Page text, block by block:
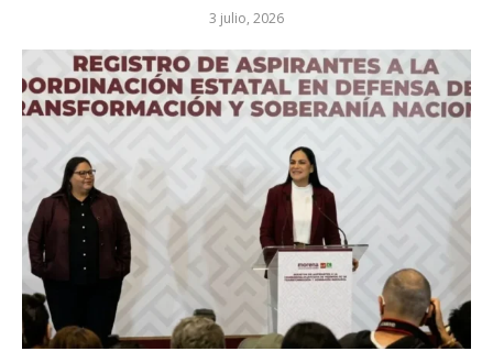
3 julio, 2026